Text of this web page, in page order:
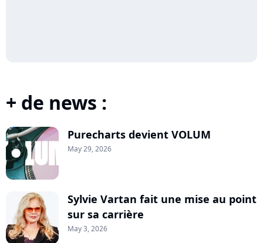
+ de news :
Purecharts devient VOLUM
May 29, 2026
Sylvie Vartan fait une mise au point
sur sa carrière
May 3, 2026